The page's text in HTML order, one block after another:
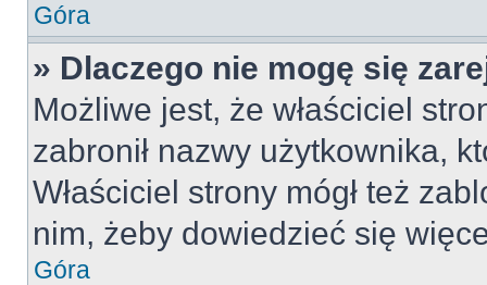
Góra
» Dlaczego nie mogę się
Możliwe jest, że właściciel
zabronił nazwy użytkownika,
Właściciel strony mógł też
nim, żeby dowiedzieć się
Góra